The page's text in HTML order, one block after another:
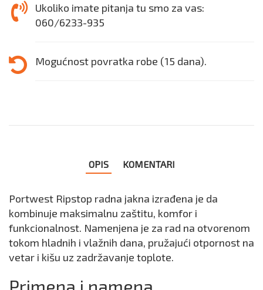
Ukoliko imate pitanja tu smo za vas:
060/6233-935
Mogućnost povratka robe (15 dana).
OPIS KOMENTARI
Portwest Ripstop radna jakna izrađena je da
kombinuje maksimalnu zaštitu, komfor i
funkcionalnost. Namenjena je za rad na otvorenom
tokom hladnih i vlažnih dana, pružajući otpornost na
vetar i kišu uz zadržavanje toplote.
Primena i namena